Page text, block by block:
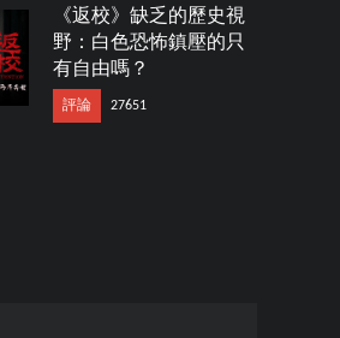
《返校》缺乏的歷史視
野：白色恐怖鎮壓的只
有自由嗎？
評論 27651